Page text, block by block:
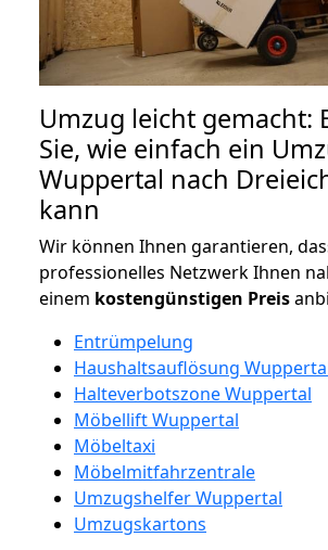
Umzug leicht gemacht:
Sie, wie einfach ein
Wuppertal nach
kann
Wir können Ihnen garantieren,
professionelles Netzwerk Ihnen
einem kostengünstigen Preis
Entrümpelung
Haushaltsauflösung
Halteverbotszone Wuppertal
Möbellift Wuppertal
Möbeltaxi
Möbelmitfahrzentrale
Umzugshelfer Wuppertal
Umzugskartons